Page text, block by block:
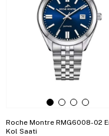
Roche Montre RMG6008-02
Kol Saati